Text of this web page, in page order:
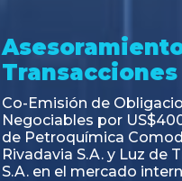
Transacciones
PAGBAM asesoró a
autorización para la
de los Certificados de
del Fideicomiso
Inmobiliario "Espacio